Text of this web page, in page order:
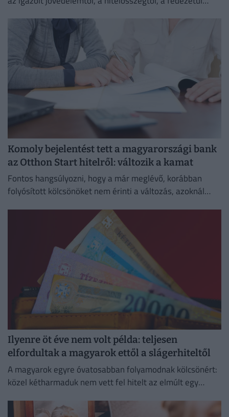
Komoly bejelentést tett a magyarországi bank
az Otthon Start hitelről: változik a kamat
Fontos hangsúlyozni, hogy a már meglévő, korábban
folyósított kölcsönöket nem érinti a változás, azoknál
Ilyenre öt éve nem volt példa: teljesen
elfordultak a magyarok ettől a slágerhiteltől
A magyarok egyre óvatosabban folyamodnak kölcsönért:
közel kétharmaduk nem vett fel hitelt az elmúlt egy